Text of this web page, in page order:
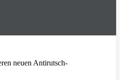
neuen Antirutsch-